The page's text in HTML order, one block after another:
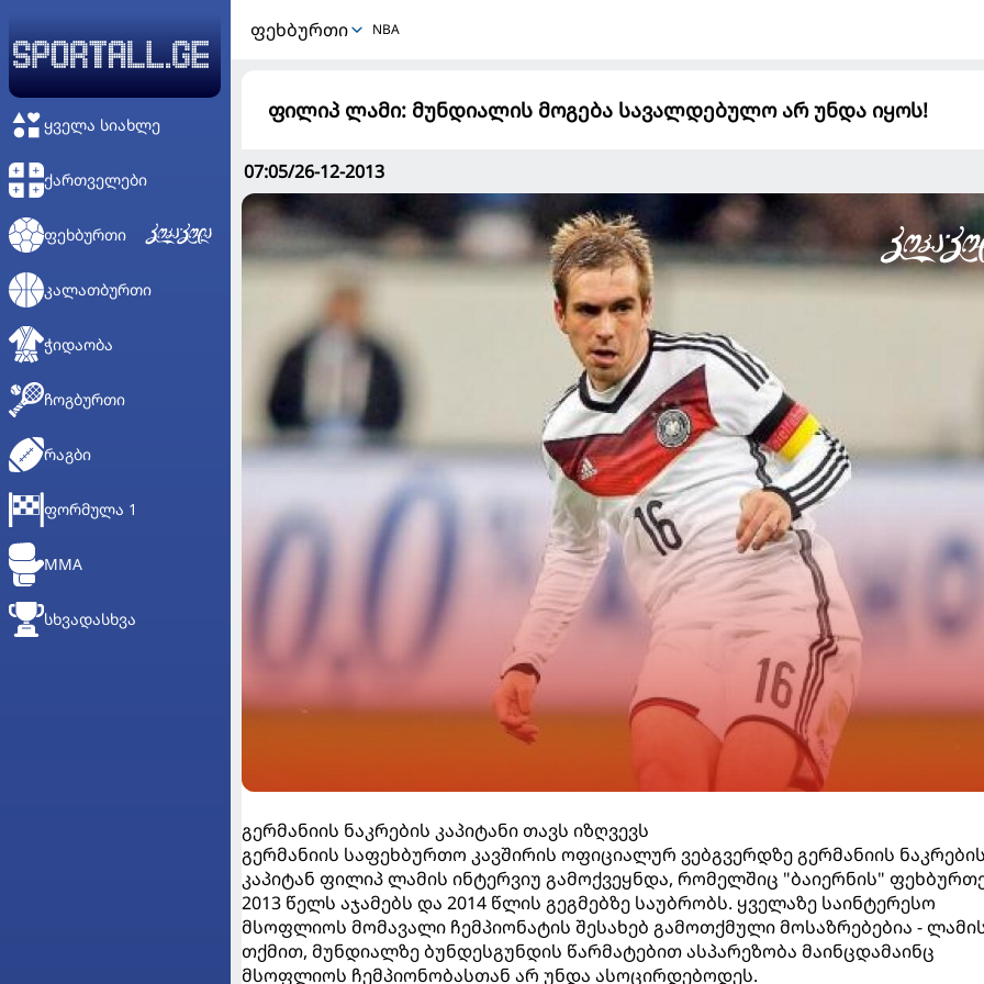
ᲧᲕᲔᲚᲐ ᲡᲘᲐᲮᲚᲔ
ᲥᲐᲠᲗᲕᲔᲚᲔᲑᲘ
ᲤᲔᲮᲑᲣᲠᲗᲘ
ᲙᲐᲚᲐᲗᲑᲣᲠᲗᲘ
ᲭᲘᲓᲐᲝᲑᲐ
ᲩᲝᲒᲑᲣᲠᲗᲘ
ᲠᲐᲒᲑᲘ
ᲤᲝᲠᲛᲣᲚᲐ 1
MMA
ᲡᲮᲕᲐᲓᲐᲡᲮᲕᲐ
ᲤᲔᲮᲑᲣᲠᲗᲘ NBA
ფილიპ ლამი: მუნდიალის მოგება სავალდებულო არ უნდა იყოს!
07:05/26-12-2013
გერმანიის ნაკრების კაპიტანი თავს იზღვევს
გერმანიის საფეხბურთო კავშირის ოფიციალურ ვებგვერდზე გერმანიის ნაკრების
კაპიტან ფილიპ ლამის ინტერვიუ გამოქვეყნდა, რომელშიც "ბაიერნის"
2013 წელს აჯამებს და 2014 წლის გეგმებზე საუბრობს. ყველაზე საინტერესო
მსოფლიოს მომავალი ჩემპიონატის შესახებ გამოთქმული მოსაზრებებია -
თქმით, მუნდიალზე ბუნდესგუნდის წარმატებით ასპარეზობა მაინცდამაინც
მსოფლიოს ჩემპიონობასთან არ უნდა ასოცირდებოდეს.